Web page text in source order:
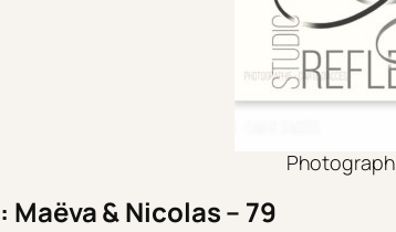
& Nicolas – 79